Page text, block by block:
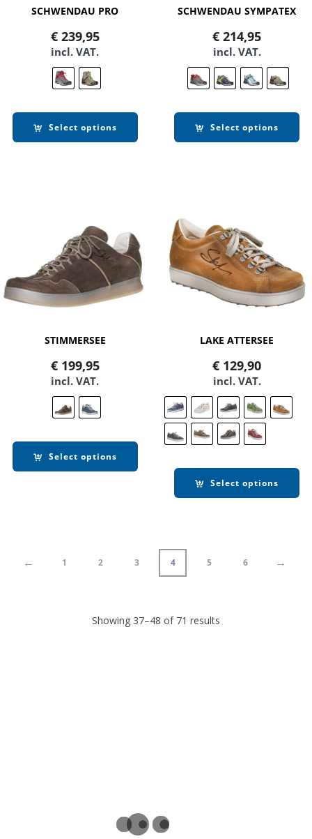
SCHWENDAU PRO
€239,95
incl. VAT.
Select options
SCHWENDAU SYMPATEX
€ 214,95
incl. VAT.
Select options
STIMMERSEE
€199,95
incl. VAT.
Select options
LAKE ATTERSEE
€ 129,90
incl. VAT.
Select options
← 1 2 3 4 5 6 →
Showing 37–48 of 71 results